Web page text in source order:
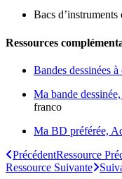
Bacs d’instruments
Ressources
Bandes dessinées
Ma bande
franco
Ma BD préférée,
PrécédentRessource
Ressource Suivante